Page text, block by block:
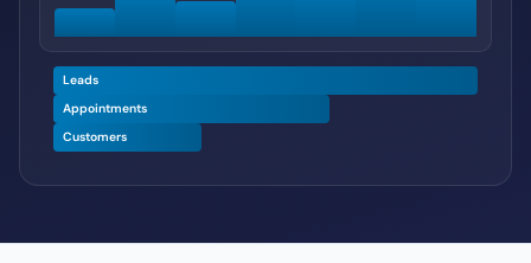
Leads
Appointments
Customers